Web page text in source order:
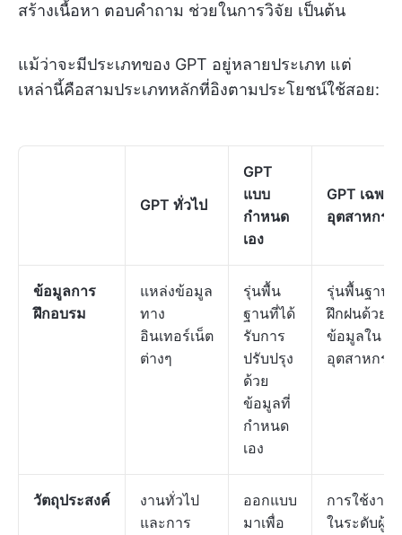
สร้างเนื้อหา ตอบคำถาม ช่วยในการวิจัย เป็นต้น
แม้ว่าจะมีประเภทของ GPT อยู่หลายประเภท แต่
เหล่านี้คือสามประเภทหลักที่อิงตามประโยชน์ใช้สอย:
GPT ทั่วไป
GPT
แบบ
กำหนด
เอง
GPT เฉพาะ
อุตสาหกรร
ข้อมูลการ
ฝึกอบรม
แหล่งข้อมูล
ทาง
อินเทอร์เน็ต
ต่างๆ
รุ่นพื้น
ฐานที่ได้
รับการ
ปรับปรุง
ด้วย
ข้อมูลที่
กำหนด
เอง
รุ่นพื้นฐานที่
ฝึกฝนด้วย
ข้อมูลใน
อุตสาหกรร
วัตถุประสงค์
งานทั่วไป
และการ
ออกแบบ
มาเพื่อ
การใช้งาน
ในระดับผู้